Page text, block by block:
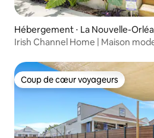
Hébergement ⋅ La Nouvelle-
Irish Channel Home | Maison
Coup de cœur voyageurs
Coup de cœur voyageurs